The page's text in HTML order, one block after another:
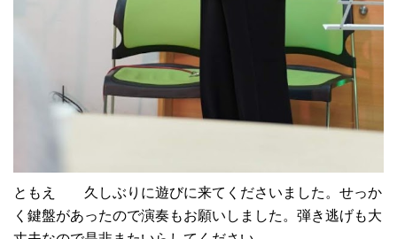
ともえ 久しぶりに遊びに来てくださいました。せっか
く鍵盤があったので演奏もお願いしました。弾き逃げも大